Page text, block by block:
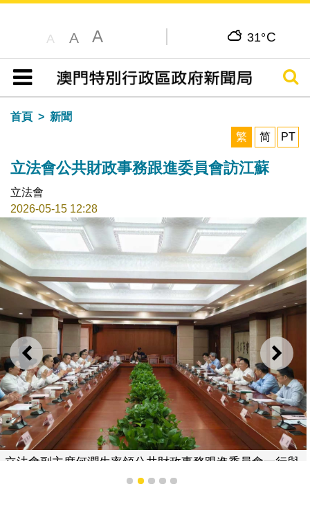
A A A 31°C
目錄
搜尋
首頁
新聞
繁
简 PT
立法會公共財政事務跟進委員會訪江蘇
立法會
2026-05-15 12:28
上一則 下一
立法會副主席何潤生率領公共財政事務跟進委員會一行與
南京市人大常委會副主任戴華傑就部門預算及執行的監督
等進行交流。
1 2 3 4 5